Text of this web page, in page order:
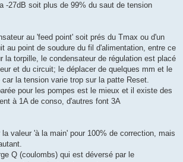
-27dB soit plus de 99% du saut de tension
au 'feed point' soit prés du Tmax ou d'un
au point de soudure du fil d'alimentation, entre ce
la torpille, le condensateur de régulation est placé
et du circuit; le déplacer de quelques mm et le
la tension varie trop sur la patte Reset.
pour les pompes est le mieux et il existe des
à 1A de conso, d'autres font 3A
valeur 'à la main' pour 100% de correction, mais
Q (coulombs) qui est déversé par le